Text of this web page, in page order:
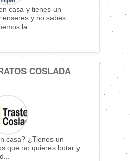
casa y tienes un
enseres y no sabes
la...
COSLADA
casa? ¿Tienes un
que no quieres botar y